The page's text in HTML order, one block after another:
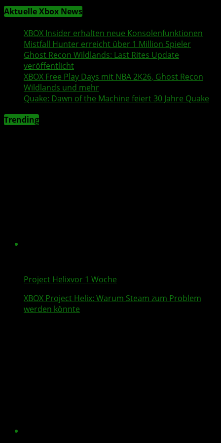
Aktuelle Xbox News
XBOX Insider erhalten neue Konsolenfunktionen
Mistfall Hunter erreicht über 1 Million Spieler
Ghost Recon Wildlands: Last Rites Update
veröffentlicht
XBOX Free Play Days mit NBA 2K26, Ghost Recon
Wildlands und mehr
Quake: Dawn of the Machine feiert 30 Jahre Quake
Trending
Project Helixvor 1 Woche
XBOX Project Helix: Warum Steam zum Problem
werden könnte